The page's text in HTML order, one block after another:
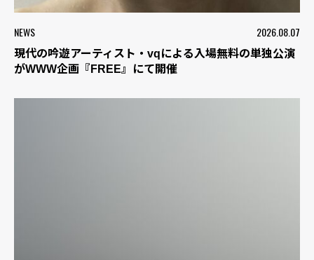
NEWS 2026.08.07
現代の吟遊アーティスト・vqによる入場無料の単独公演
がWWW企画『FREE』にて開催